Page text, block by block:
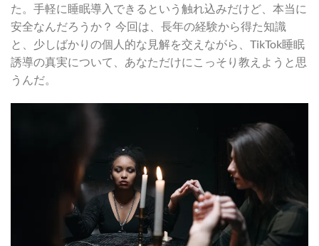
た。手軽に睡眠導入できるという触れ込みだけど、本当に
安全なんだろうか？ 今回は、長年の経験から得た知識
と、少しばかりの個人的な見解を交えながら、TikTok睡眠
誘導の真実について、あなただけにこっそり教えようと思
うんだ。